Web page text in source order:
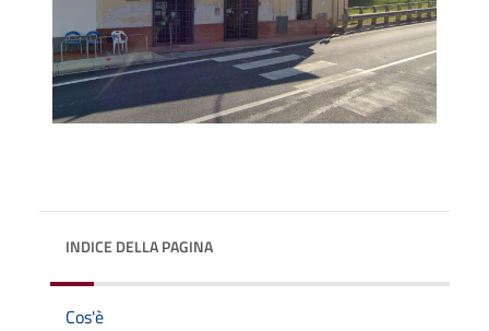
INDICE DELLA PAGINA
Cos'è